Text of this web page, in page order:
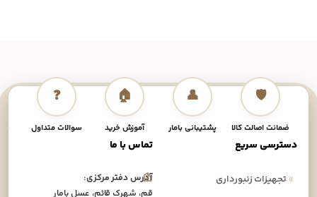
🛡️
ضمانت اصالت کالا
👤
پشتیبانی بامار
🏠
آموزش خرید
❓
سوالات متداول
دسترسی سریع
»تجهیزات زنبورداری
تماس با ما
آدرس دفتر مرکزی:
قم، شهرک قائم، عسل بامار